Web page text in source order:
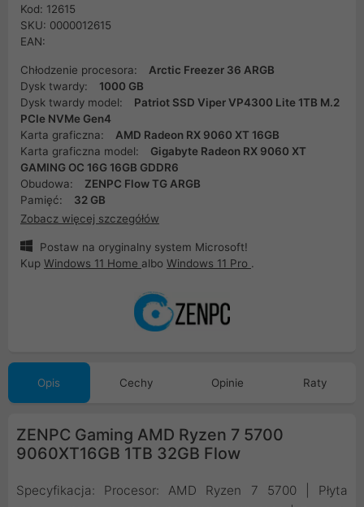
Kod: 12615
SKU: 0000012615
EAN:
Chłodzenie procesora:
Arctic Freezer 36 ARGB
Dysk twardy:
1000 GB
Dysk twardy model:
Patriot SSD Viper VP4300 Lite 1TB M.2
PCIe NVMe Gen4
Karta graficzna:
AMD Radeon RX 9060 XT 16GB
Karta graficzna model:
Gigabyte Radeon RX 9060 XT
GAMING OC 16G 16GB GDDR6
Obudowa:
ZENPC Flow TG ARGB
Pamięć:
32 GB
Zobacz więcej szczegółów
Postaw na oryginalny system Microsoft!
Kup Windows 11 Home albo Windows 11 Pro .
Opis Cechy Opinie Raty
ZENPC Gaming AMD Ryzen 7 5700
9060XT16GB 1TB 32GB Flow
Specyfikacja: Procesor: AMD Ryzen 7 5700 | Płyta